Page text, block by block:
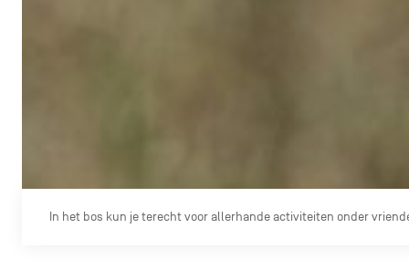
In het bos kun je terecht voor allerhande activiteiten onder